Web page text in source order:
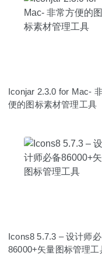
Iconjar 2.3.0 for Mac-
便的图标素材管理工具
Icons8 5.7.3 – 设计师
86000+矢量图标管理工